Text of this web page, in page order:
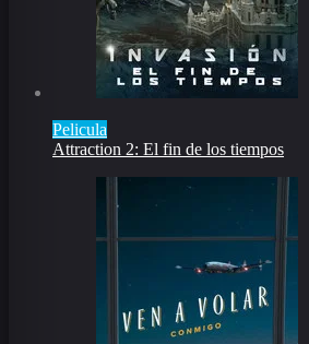
Pelicula
Attraction 2: El fin de los tiempos